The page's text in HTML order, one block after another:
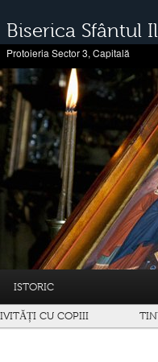
Biserica Sfântul
Protoieria Sector 3, Capitală
ISTORIC
CU COPIII